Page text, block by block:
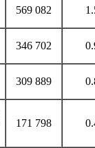
569 082
346 702
309 889
171 798